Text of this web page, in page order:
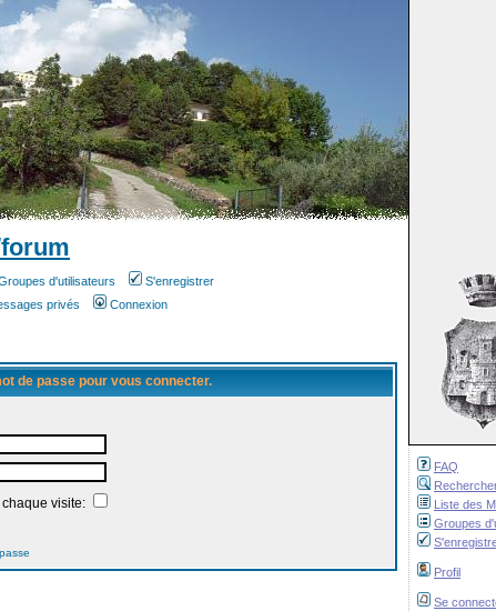
FAQ
Liste des
Groupes
Profil
Se
d'utilisateurs
S'enregistrer
privés Connexion
de passe pour vous connecter.
visite: